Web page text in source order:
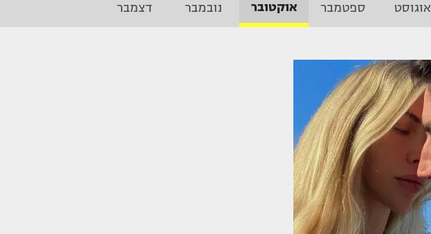
אוגוסט ספטמבר אוקטובר נובמבר דצמבר